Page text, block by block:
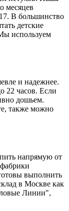
месяцев
В большинство
детские
используем
и надежнее.
22 часов. Если
дошьем.
также можно
напрямую от
выполнить
в Москве как
Линии",